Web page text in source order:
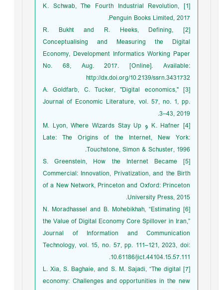
[1] K. Schwab, The Fourth Industrial Revolution,
Penguin Books Limited, 2017.
[2] R. Bukht and R. Heeks, Defining,
Conceptualising and Measuring the Digital
Economy, Development Informatics Working Paper
No. 68, Aug. 2017. [Online]. Available:
http://dx.doi.org/10.2139/ssrn.3431732
[3] A. Goldfarb, C. Tucker, "Digital economics,"
Journal of Economic Literature, vol. 57, no. 1, pp.
3–43, 2019.
[4] K. Hafner و M. Lyon, Where Wizards Stay Up
Late: The Origins of the Internet, New York:
Touchstone, Simon & Schuster, 1996.
[5] S. Greenstein, How the Internet Became
Commercial: Innovation, Privatization, and the Birth
of a New Network, Princeton and Oxford: Princeton
University Press, 2015.
[6] N. Moradhassel and B. Mohebikhah, “Estimating
the Value of Digital Economy Core Spillover in Iran,”
Journal of Information and Communication
Technology, vol. 15, no. 57, pp. 111–121, 2023, doi:
10.61186/jict.44104.15.57.111.
[7] L. Xia, S. Baghaie, and S. M. Sajadi, “The digital
economy: Challenges and opportunities in the new